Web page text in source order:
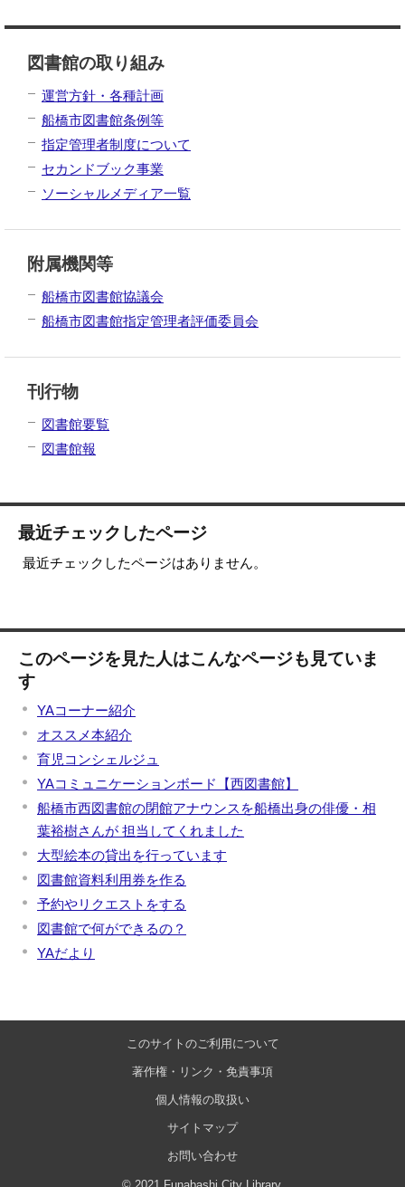
図書館の取り組み
運営方針・各種計画
船橋市図書館条例等
指定管理者制度について
セカンドブック事業
ソーシャルメディア一覧
附属機関等
船橋市図書館協議会
船橋市図書館指定管理者評価委員会
刊行物
図書館要覧
図書館報
最近チェックしたページ
最近チェックしたページはありません。
このページを見た人はこんなページも見ていま
す
YAコーナー紹介
オススメ本紹介
育児コンシェルジュ
YAコミュニケーションボード【西図書館】
船橋市西図書館の閉館アナウンスを船橋出身の俳優・相
葉裕樹さんが 担当してくれました
大型絵本の貸出を行っています
図書館資料利用券を作る
予約やリクエストをする
図書館で何ができるの？
YAだより
このサイトのご利用について
著作権・リンク・免責事項
個人情報の取扱い
サイトマップ
お問い合わせ